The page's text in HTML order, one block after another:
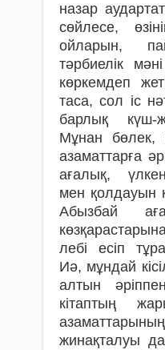
назар
сөйлесе,
ойларын,
тәрбиелік
көркемдеп
таса, сол іс
барлық күш-
Мұнан бөлек,
азаматтарға
ағалық,
мен қолдауын
Абызбай
лебі есіп
Иә, мұндай
алтын
кітаптың
жинақталуы